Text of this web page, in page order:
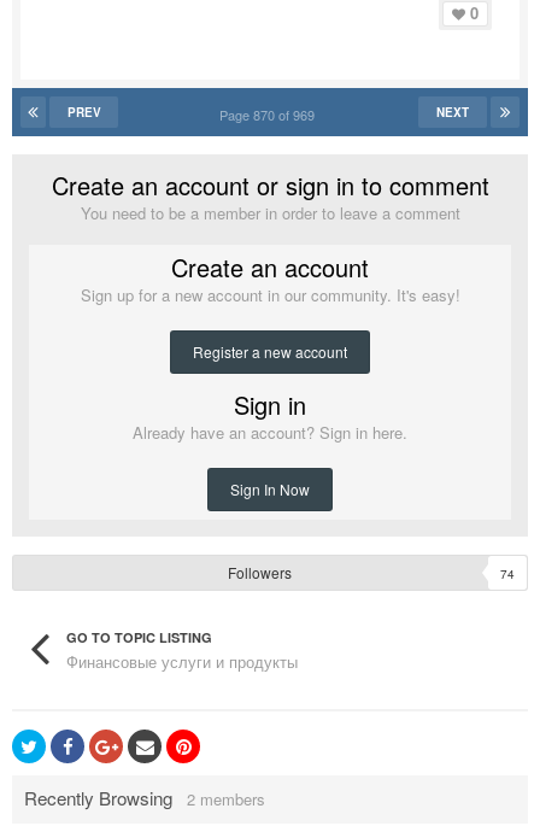
0
PREV NEXT
Page 870 of 969
Create an account or sign in to comment
You need to be a member in order to leave a comment
Create an account
Sign up for a new account in our community. It's easy!
Register a new account
Sign in
Already have an account? Sign in here.
Sign In Now
Followers 74
GO TO TOPIC LISTING
Финансовые услуги и продукты
Recently Browsing 2 members